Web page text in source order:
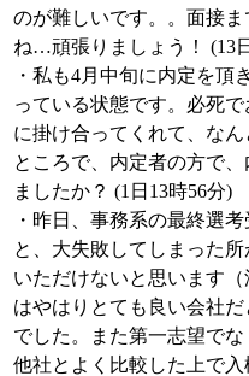
のが難しいです。。面接
ね…頑張りましょう！ (13
・私も4月中旬に内定を頂
っている状態です。必死
に掛け合ってくれて、なん
ところで、内定者の方で
ましたか？ (1日13時56分)
・昨日、事務系の最終選
と、大失敗してしまった
いただけないと思います
はやはりとても良い会社
でした。また第一志望で
他社とよく比較した上で